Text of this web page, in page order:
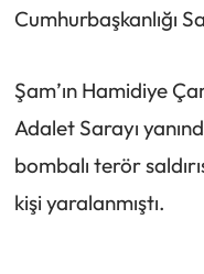
Cumhurbaşkanlığı
Şam’ın Hamidiye
Adalet Sarayı
bombalı terör
kişi yaralanmıştı.